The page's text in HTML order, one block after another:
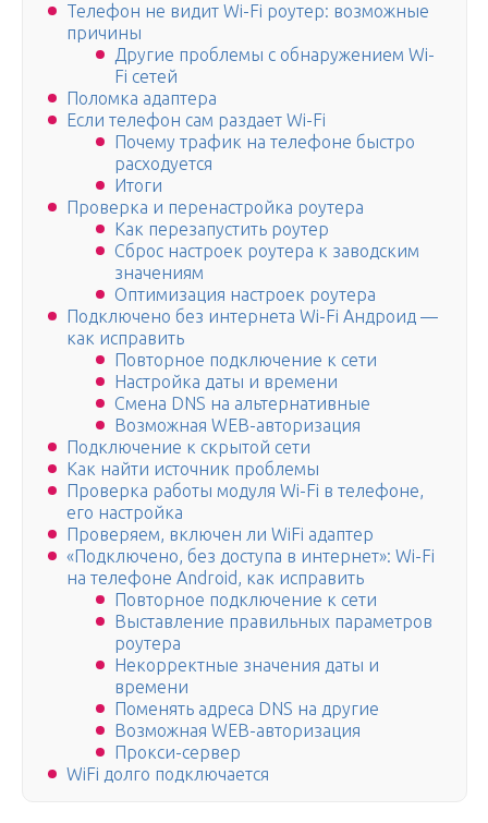
Телефон не видит Wi-Fi роутер: возможные
причины
Другие проблемы с обнаружением Wi-
Fi сетей
Поломка адаптера
Если телефон сам раздает Wi-Fi
Почему трафик на телефоне быстро
расходуется
Итоги
Проверка и перенастройка роутера
Как перезапустить роутер
Сброс настроек роутера к заводским
значениям
Оптимизация настроек роутера
Подключено без интернета Wi-Fi Андроид —
как исправить
Повторное подключение к сети
Настройка даты и времени
Смена DNS на альтернативные
Возможная WEB-авторизация
Подключение к скрытой сети
Как найти источник проблемы
Проверка работы модуля Wi-Fi в телефоне,
его настройка
Проверяем, включен ли WiFi адаптер
«Подключено, без доступа в интернет»: Wi-Fi
на телефоне Android, как исправить
Повторное подключение к сети
Выставление правильных параметров
роутера
Некорректные значения даты и
времени
Поменять адреса DNS на другие
Возможная WEB-авторизация
Прокси-сервер
WiFi долго подключается